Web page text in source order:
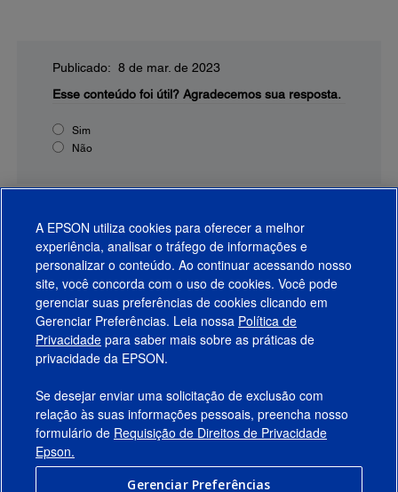
Publicado: 8 de mar. de 2023
Esse conteúdo foi útil? Agradecemos sua resposta.
Sim
Não
Produtos
Suporte
Links Sugeridos
Empresa
A EPSON utiliza cookies para oferecer a melhor
experiência, analisar o tráfego de informações e
personalizar o conteúdo. Ao continuar acessando nosso
site, você concorda com o uso de cookies. Você pode
gerenciar suas preferências de cookies clicando em
Gerenciar Preferências. Leia nossa Política de
Privacidade para saber mais sobre as práticas de
privacidade da EPSON.
Se desejar enviar uma solicitação de exclusão com
relação às suas informações pessoais, preencha nosso
formulário de Requisição de Direitos de Privacidade
Epson.
Gerenciar Preferências